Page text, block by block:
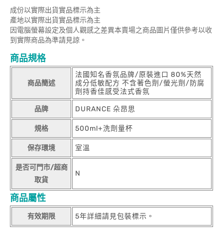
成份以實際出貨實品標示為主
產地以實際出貨實品標示為主
因電腦螢幕設定及個人觀感之差異本賣場之商品圖片僅供參考以收
到實際商品為準請見諒。
商品規格
商品簡述
法國知名香氛品牌/原裝進口 80%天然
成分低敏配方 不含著色劑/螢光劑/防腐
劑持香佳感受法式香氛
品牌 DURANCE 朵昂思
規格 500ml+洗劑量杯
保存環境 室溫
是否可門市/超商
取貨
N
商品屬性
有效期限 5年詳細請見包裝標示。